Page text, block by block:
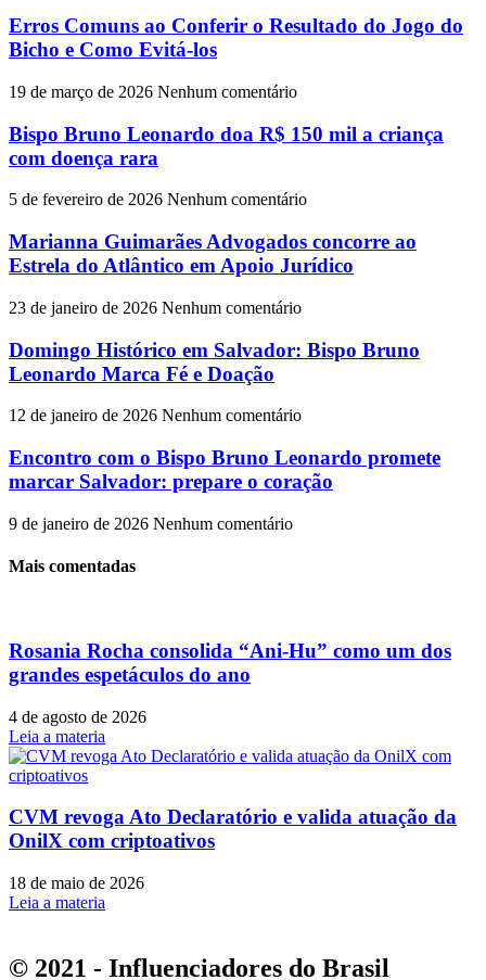
Erros Comuns ao Conferir o Resultado do Jogo do
Bicho e Como Evitá-los
19 de março de 2026 Nenhum comentário
Bispo Bruno Leonardo doa R$ 150 mil a criança
com doença rara
5 de fevereiro de 2026 Nenhum comentário
Marianna Guimarães Advogados concorre ao
Estrela do Atlântico em Apoio Jurídico
23 de janeiro de 2026 Nenhum comentário
Domingo Histórico em Salvador: Bispo Bruno
Leonardo Marca Fé e Doação
12 de janeiro de 2026 Nenhum comentário
Encontro com o Bispo Bruno Leonardo promete
marcar Salvador: prepare o coração
9 de janeiro de 2026 Nenhum comentário
Mais comentadas
Rosania Rocha consolida “Ani-Hu” como um dos
grandes espetáculos do ano
4 de agosto de 2026
Leia a materia
CVM revoga Ato Declaratório e valida atuação da
OnilX com criptoativos
18 de maio de 2026
Leia a materia
© 2021 - Influenciadores do Brasil